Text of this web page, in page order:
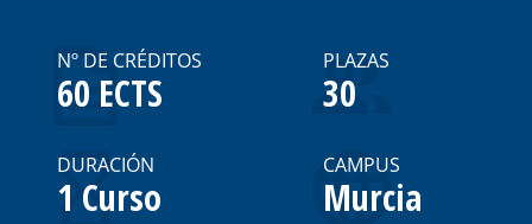
Nº DE CRÉDITOS
60 ECTS
PLAZAS
30
DURACIÓN
1 Curso
CAMPUS
Murcia